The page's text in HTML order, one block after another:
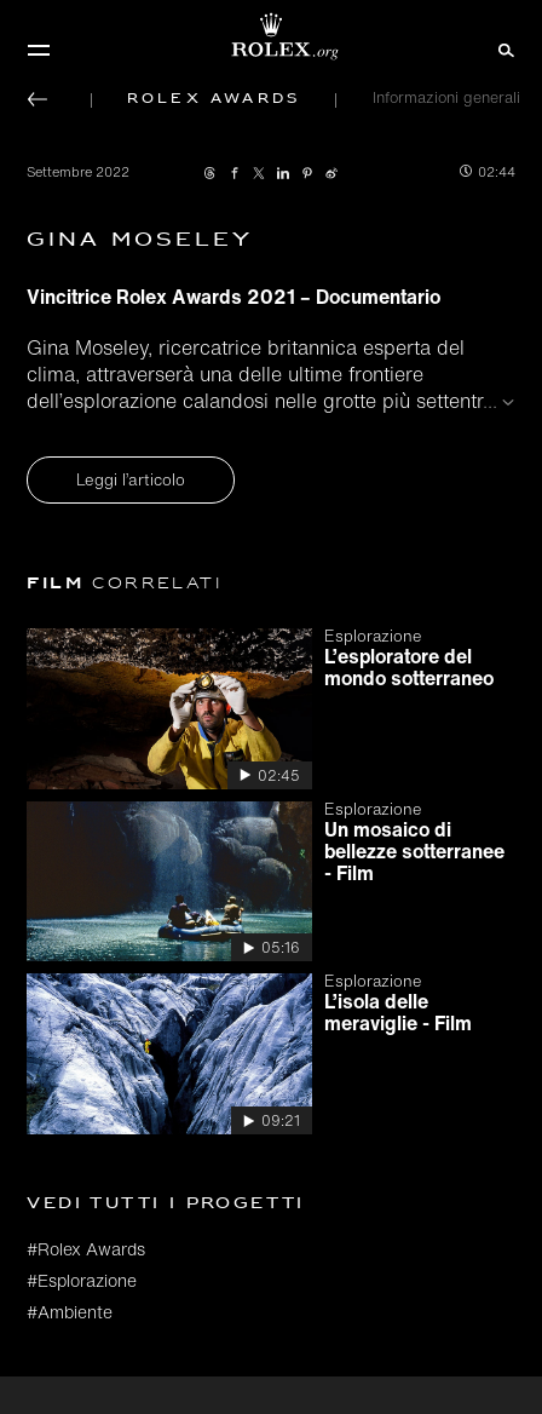
Rolex Awards Informazioni generali
Settembre 2022 02:44
Gina Moseley
Vincitrice Rolex Awards 2021 – Documentario
Gina Moseley, ricercatrice britannica esperta del
clima, attraverserà una delle ultime frontiere
dell’esplorazione calandosi nelle grotte più settentr...
Leggi l’articolo
Film correlati
02:45
Esplorazione
L’esploratore del
mondo sotterraneo
05:16
Esplorazione
Un mosaico di
bellezze sotterranee
- Film
09:21
Esplorazione
L’isola delle
meraviglie - Film
Vedi tutti i progetti
#Rolex Awards
#Esplorazione
#Ambiente